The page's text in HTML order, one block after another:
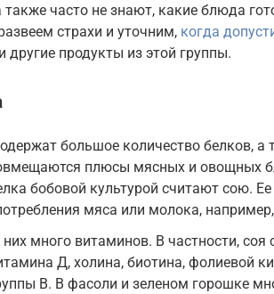
также часто не знают, какие блюда
страхи и уточним, когда
другие продукты из этой группы.
большое количество белков, а
плюсы мясных и овощных
бобовой культурой считают сою.
мяса или молока,
них много витаминов. В частности, соя
Д, холина, биотина, фолиевой
В. В фасоли и зеленом горошке